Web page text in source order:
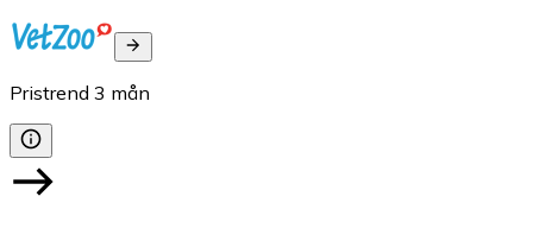
Pristrend 3 mån